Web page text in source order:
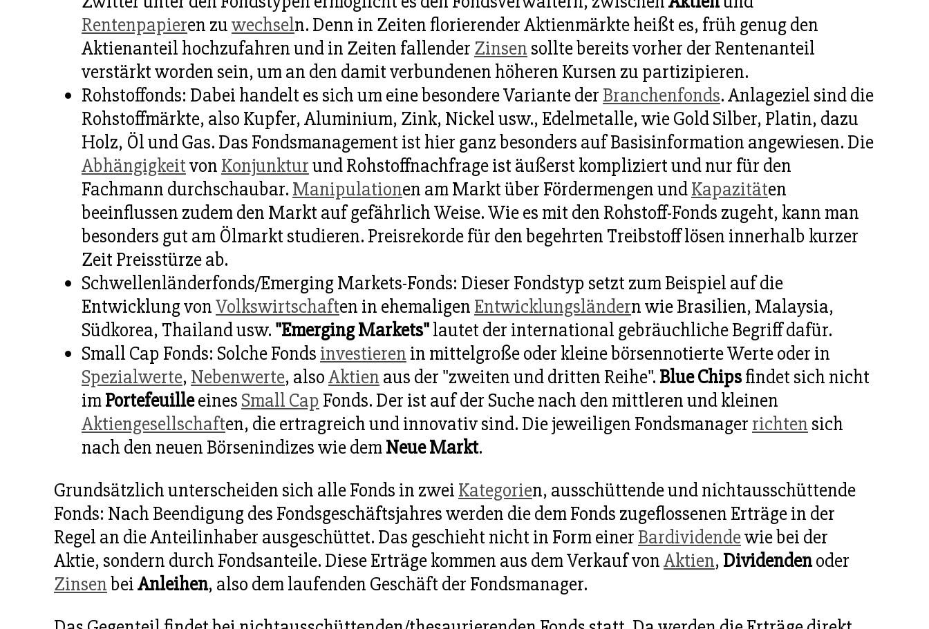
Rentenpapieren zuwechseln. Denn in Zeiten florierender Aktienmärkte heißt es, früh genug den
Aktienanteil hochzufahren und in Zeiten fallender Zinsen sollte bereits vorher der Rentenanteil
verstärkt worden sein, um an den damit verbundenen höheren Kursen zu partizipieren.
Rohstoffonds: Dabei handelt es sich um eine besondere Variante der Branchenfonds. Anlageziel sind die
Rohstoffmärkte, also Kupfer, Aluminium, Zink, Nickel usw., Edelmetalle, wie Gold Silber, Platin, dazu
Holz, Öl und Gas. Das Fondsmanagement ist hier ganz besonders auf Basisinformation angewiesen. Die
Abhängigkeitvon Konjunkturund Rohstoffnachfrage ist äußerst kompliziert und nur für den
Fachmann durchschaubar. Manipulationen am Markt über Fördermengen undKapazitäten
beeinflussen zudem den Markt auf gefährlich Weise. Wie es mit den Rohstoff-Fonds zugeht, kann man
besonders gut am Ölmarkt studieren. Preisrekorde für den begehrten Treibstoff lösen innerhalb kurzer
Zeit Preisstürze ab.
Schwellenländerfonds/Emerging Markets-Fonds: Dieser Fondstyp setzt zum Beispiel auf die
Entwicklung vonVolkswirtschaften in ehemaligen Entwicklungsländern wie Brasilien, Malaysia,
Südkorea, Thailand usw. "Emerging Markets"lautet der international gebräuchliche Begriff dafür.
Small Cap Fonds: Solche Fonds investieren in mittelgroße oder kleine börsennotierte Werte oder in
Spezialwerte, Nebenwerte, alsoAktien aus der "zweiten und dritten Reihe". Blue Chipsfindet sich nicht
imPortefeuilleeines Small Cap Fonds. Der ist auf der Suche nach den mittleren und kleinen
Aktiengesellschaften, die ertragreich und innovativ sind. Die jeweiligen Fondsmanager richten sich
nach den neuen Börsenindizes wie demNeue Markt.
Grundsätzlich unterscheiden sich alle Fonds in zwei Kategorien, ausschüttende und nichtausschüttende
Fonds: Nach Beendigung des Fondsgeschäftsjahres werden die dem Fonds zugeflossenen Erträge in der
Regel an die Anteilinhaber ausgeschüttet. Das geschieht nicht in Form einer Bardividendewie bei der
Aktie, sondern durch Fondsanteile. Diese Erträge kommen aus dem Verkauf vonAktien, Dividendenoder
ZinsenbeiAnleihen, also dem laufenden Geschäft der Fondsmanager.